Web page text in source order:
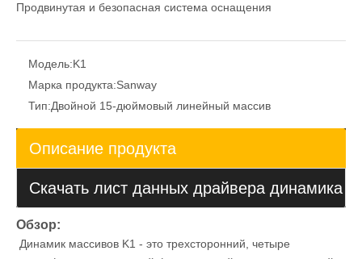
Продвинутая и безопасная система оснащения
Модель:K1
Марка продукта:Sanway
Тип:Двойной 15-дюймовый линейный массив
Описание продукта
Скачать лист данных драйвера динамика
Обзор:
Динамик массивов K1 - это трехсторонний, четыре